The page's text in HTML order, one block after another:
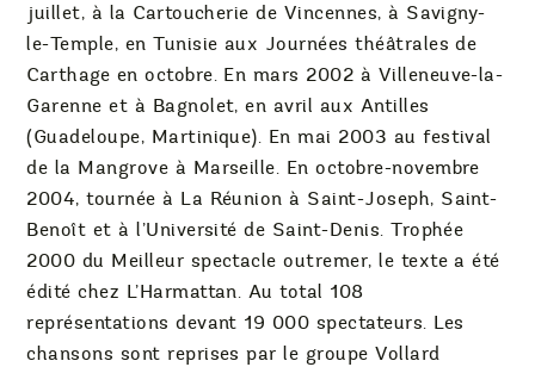
juillet, à la Cartoucherie de Vincennes, à Savigny-
le-Temple, en Tunisie aux Journées théâtrales de
Carthage en octobre. En mars 2002 à Villeneuve-la-
Garenne et à Bagnolet, en avril aux Antilles
(Guadeloupe, Martinique). En mai 2003 au festival
de la Mangrove à Marseille. En octobre-novembre
2004, tournée à La Réunion à Saint-Joseph, Saint-
Benoît et à l’Université de Saint-Denis. Trophée
2000 du Meilleur spectacle outremer, le texte a été
édité chez L’Harmattan. Au total 108
représentations devant 19 000 spectateurs. Les
chansons sont reprises par le groupe Vollard